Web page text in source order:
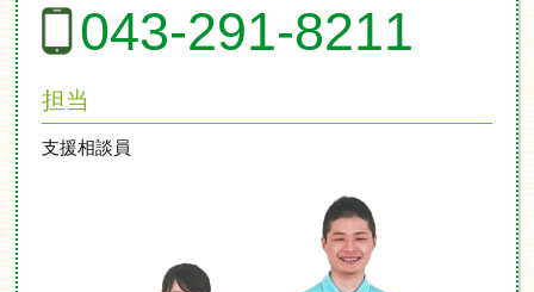
043-291-8211
担当
支援相談員